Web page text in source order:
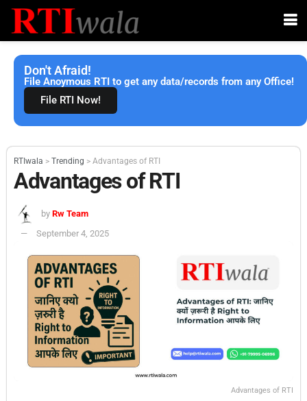
Don't Afraid!
File Anoymous RTI to get any data/records from any Office!
File RTI Now!
RTIwala > Trending > Advantages of RTI
Advantages of RTI
by Rw Team
September 4, 2025
Advantages of RTI